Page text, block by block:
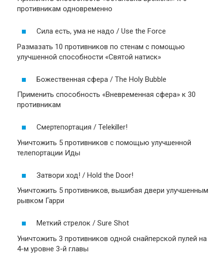
противникам одновременно
Сила есть, ума не надо / Use the Force
Размазать 10 противников по стенам с помощью
улучшенной способности «Святой натиск»
Божественная сфера / The Holy Bubble
Применить способность «Вневременная сфера» к 30
противникам
Смертепортация / Telekiller!
Уничтожить 5 противников с помощью улучшенной
телепортации Иды
Затвори ход! / Hold the Door!
Уничтожить 5 противников, вышибая двери улучшенным
рывком Гарри
Меткий стрелок / Sure Shot
Уничтожить 3 противников одной снайперской пулей на
4-м уровне 3-й главы